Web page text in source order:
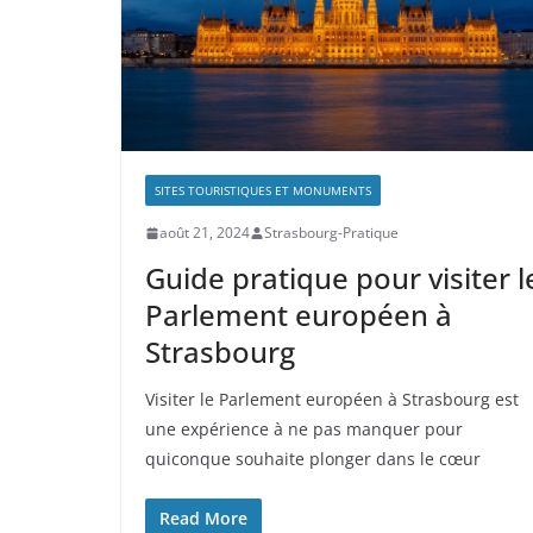
SITES TOURISTIQUES ET MONUMENTS
août 21, 2024 Strasbourg-Pratique
Guide pratique pour visiter
Parlement européen à
Strasbourg
Visiter le Parlement européen à Strasbourg est
une expérience à ne pas manquer pour
quiconque souhaite plonger dans le cœur
Read More